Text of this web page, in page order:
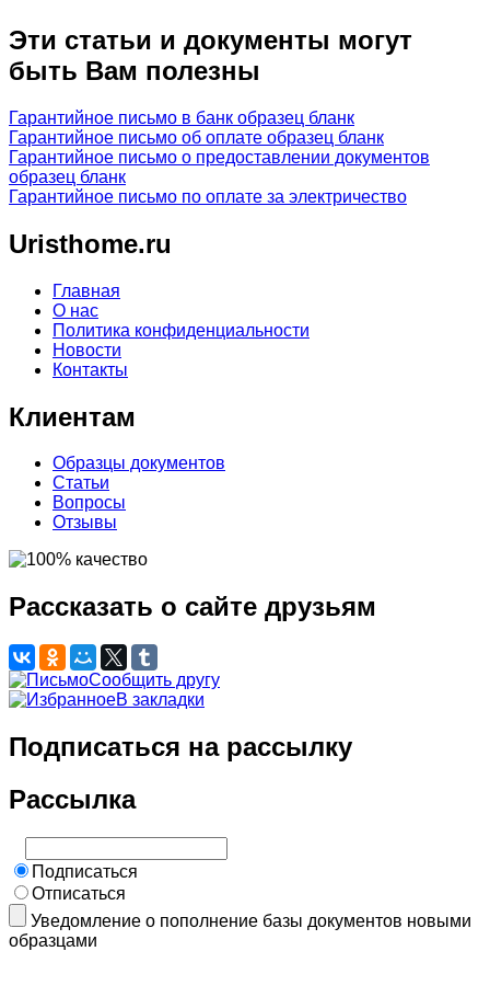
Эти статьи и документы могут
быть Вам полезны
Гарантийное письмо в банк образец бланк
Гарантийное письмо об оплате образец бланк
Гарантийное письмо о предоставлении документов
образец бланк
Гарантийное письмо по оплате за электричество
Uristhome.ru
Главная
О нас
Политика конфиденциальности
Новости
Контакты
Клиентам
Образцы документов
Статьи
Вопросы
Отзывы
Рассказать о сайте друзьям
Сообщить другу
В закладки
Подписаться на рассылку
Рассылка
Подписаться
Отписаться
Уведомление о пополнение базы документов новыми
образцами